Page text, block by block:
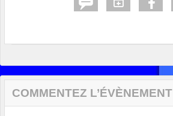
COMMENTEZ L’ÉVÈNEMENT